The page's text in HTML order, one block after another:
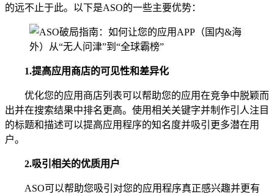
的远不止于此。以下是ASO的一些主要优势：
1.提高应用商店的可见性和差异化
优化您的应用商店列表可以帮助您的应用在竞争中脱颖而
出并在搜索结果中排名更高。使用相关关键字并制作引人注目
的标题和描述可以提高应用程序的知名度并吸引更多潜在用
户。
2.吸引相关的优质用户
ASO可以帮助您吸引对您的应用程序真正感兴趣并更有